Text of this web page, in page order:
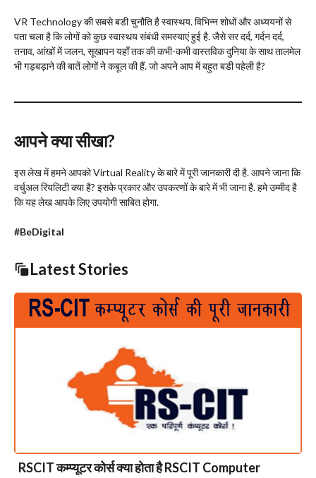
VR Technology की सबसे बडी चुनौति है स्वास्थय. विभिन्न शोधों और अध्ययनों से
पता चला है कि लोगों को कुछ स्वास्थय संबंधी समस्याएं हुई है. जैसे सर दर्द, गर्दन दर्द,
तनाव, आंखों में जलन, सूखापन यहाँ तक की कभी-कभी वास्तविक दुनिया के साथ तालमेल
भी गड़बड़ाने की बातें लोगों ने कबूल की हैं. जो अपने आप में बहुत बडी पहेली है?
आपने क्या सीखा?
इस लेख में हमने आपको Virtual Reality के बारे में पूरी जानकारी दी है. आपने जाना कि
वर्चुअल रियलिटी क्या है? इसके प्रकार और उपकरणों के बारे में भी जाना है. हमे उम्मीद है
कि यह लेख आपके लिए उपयोगी साबित होगा.
#BeDigital
Latest Stories
RSCIT कम्प्यूटर कोर्स क्या होता है RSCIT Computer